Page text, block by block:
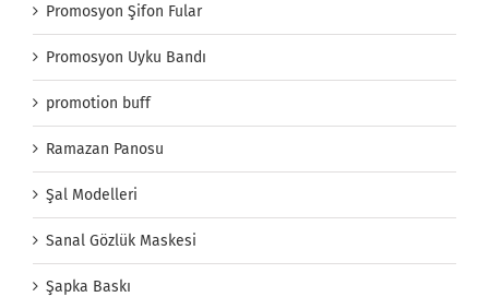
Promosyon Şifon Fular
Promosyon Uyku Bandı
promotion buff
Ramazan Panosu
Şal Modelleri
Sanal Gözlük Maskesi
Şapka Baskı